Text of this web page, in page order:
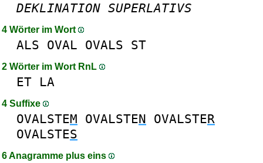
DEKLINATION SUPERLATIVS
4 Wörter im Wort
ALS OVAL OVALS ST
2 Wörter im Wort RnL
ET LA
4 Suffixe
OVALSTEM OVALSTEN OVALSTER
OVALSTES
6 Anagramme plus eins